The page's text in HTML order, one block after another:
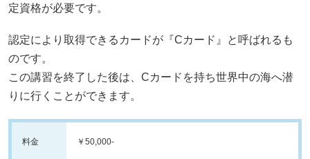
定資格が必要です。
認定により取得できるカードが『Cカード』と呼ばれるも
のです。
この講習を終了した後は、Cカードを持ち世界中の海へ潜
りに行くことができます。
料金 ￥50,000-